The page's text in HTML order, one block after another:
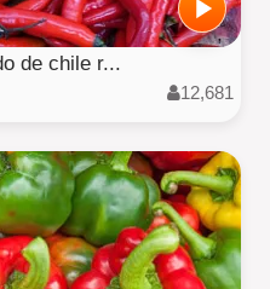
de chile r...
12,681